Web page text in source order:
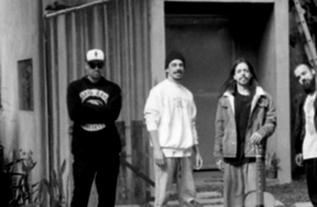
Jah Legalize/Já Legalizou -
2023